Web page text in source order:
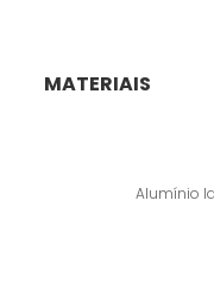
MATERIAIS
Alumínio